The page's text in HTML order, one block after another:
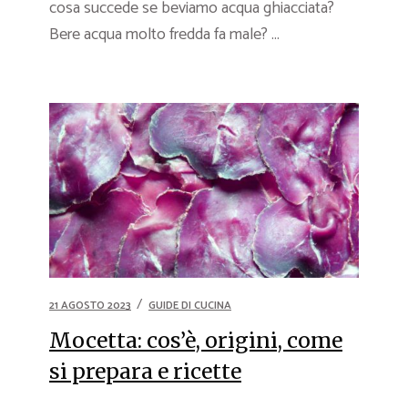
cosa succede se beviamo acqua ghiacciata?
Bere acqua molto fredda fa male? ...
21 AGOSTO 2023 GUIDE DI CUCINA
Mocetta: cos’è, origini, come
si prepara e ricette